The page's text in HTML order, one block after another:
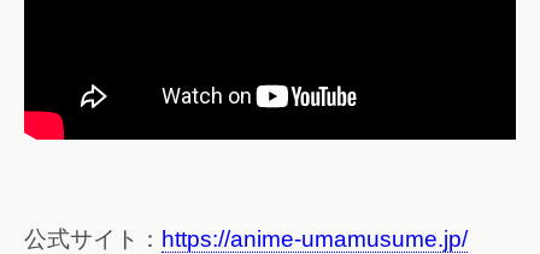
公式サイト： https://anime-umamusume.jp/